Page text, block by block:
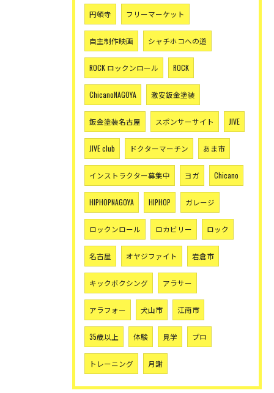
円頓寺 フリーマーケット
自主制作映画 シャチホコへの道
ROCK ロックンロール ROCK
ChicanoNAGOYA 激安鈑金塗装
鈑金塗装名古屋 スポンサーサイト JIVE
JIVE club ドクターマーチン あま市
インストラクター募集中 ヨガ Chicano
HIPHOPNAGOYA HIPHOP ガレージ
ロックンロール ロカビリー ロック
名古屋 オヤジファイト 岩倉市
キックボクシング アラサー
アラフォー 犬山市 江南市
35歳以上 体験 見学 プロ
トレーニング 月謝